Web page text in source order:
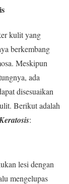
kulit yang
berkembang
Meskipun
ada
disesuaikan
Berikut adalah
:
lesi dengan
mengelupas